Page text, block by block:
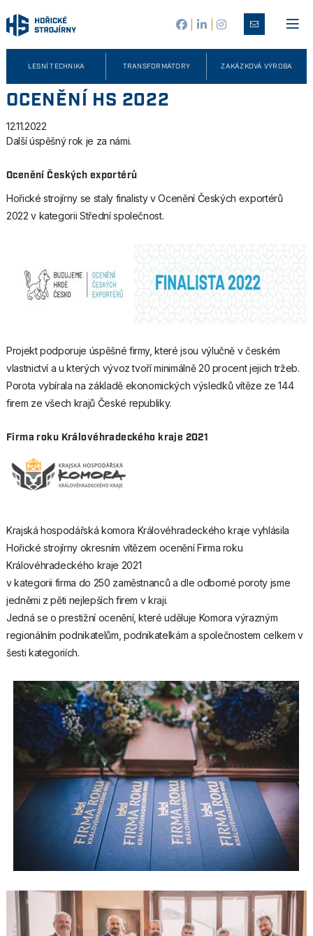
LESNÍ TECHNIKA TRANSFORMÁTORY ZAKÁZKOVÁ VÝROBA
OCENĚNÍ HS 2022
12.11.2022
Další úspěšný rok je za námi.
Ocenění Českých exportérů
Hořické strojírny se staly finalisty v Ocenění Českých exportérů
2022 v kategorii Střední společnost.
Projekt podporuje úspěšné firmy, které jsou výlučně v českém
vlastnictví a u kterých vývoz tvoří minimálně 20 procent jejich tržeb.
Porota vybírala na základě ekonomických výsledků vítěze ze 144
firem ze všech krajů České republiky.
Firma roku Královéhradeckého kraje 2021
Krajská hospodářská komora Královéhradeckého kraje vyhlásila
Hořické strojírny okresním vítězem ocenění Firma roku
Královéhradeckého kraje 2021
v kategorii firma do 250 zaměstnanců a dle odborné poroty jsme
jedněmi z pěti nejlepších firem v kraji.
Jedná se o prestižní ocenění, které uděluje Komora výrazným
regionálním podnikatelům, podnikatelkám a společnostem celkem v
šesti kategoriích.